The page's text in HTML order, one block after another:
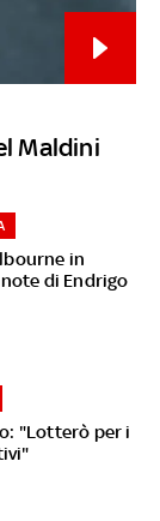
Maldini
in
di Endrigo
"Lotterò per i